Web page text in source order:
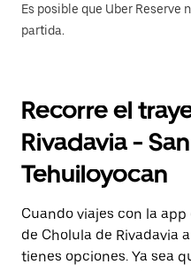
Es posible que Uber Reserve
partida.
Recorre el
Rivadavia -
Tehuiloyocan
Cuando viajes con la
de Cholula de Rivadavia
tienes opciones. Ya sea